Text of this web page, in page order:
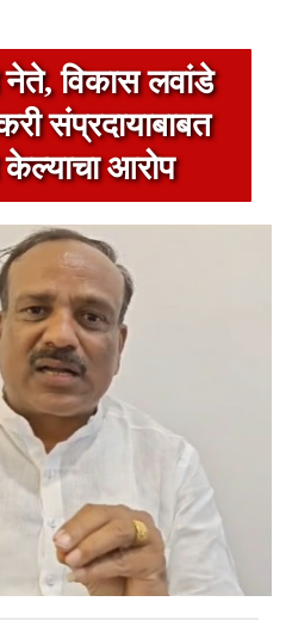
नेते, विकास लवांडे
संप्रदायाबाबत
केल्याचा आरोप